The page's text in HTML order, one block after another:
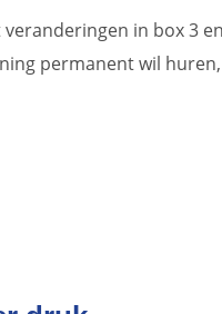
in box 3
permanent wil huren,